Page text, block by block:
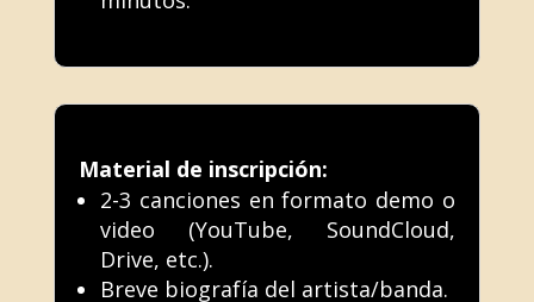
Material de inscripción:
2-3 canciones en formato demo o
video (YouTube, SoundCloud,
Drive, etc.).
Breve biografía del artista/banda.